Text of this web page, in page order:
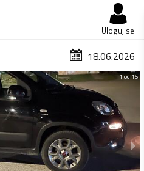
Uloguj se
18.06.2026
1 od 16